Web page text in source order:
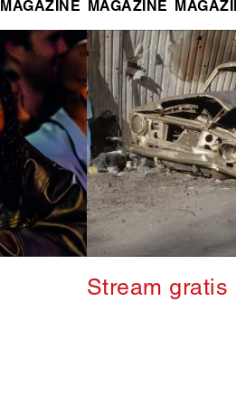
MAGAZINE MAGAZINE
Stream gratis